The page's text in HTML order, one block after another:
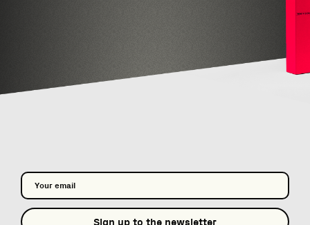
Sign up to the newsletter